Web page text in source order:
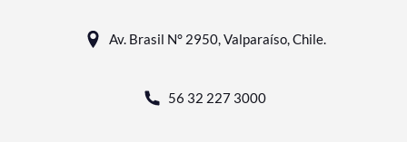
Av. Brasil N° 2950, Valparaíso, Chile.
56 32 227 3000